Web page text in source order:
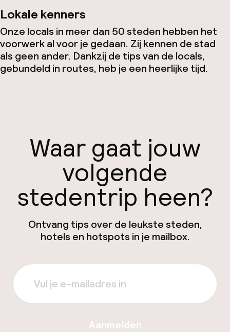
Lokale kenners
Onze locals in meer dan 50 steden hebben het
voorwerk al voor je gedaan. Zij kennen de stad
als geen ander. Dankzij de tips van de locals,
gebundeld in routes, heb je een heerlijke tijd.
Waar gaat jouw
volgende
stedentrip heen?
Ontvang tips over de leukste steden,
hotels en hotspots in je mailbox.
Aanmelden